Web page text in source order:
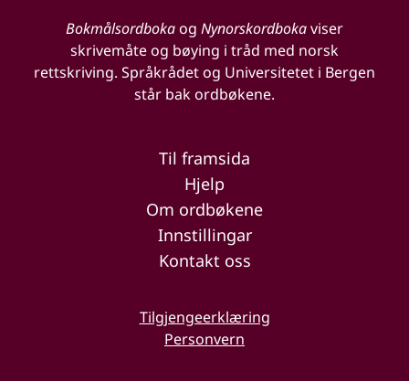
Bokmålsordbokaog Nynorskordbokaviser
skrivemåte og bøying i tråd med norsk
rettskriving. Språkrådet og Universitetet i Bergen
står bak ordbøkene.
Til framsida
Hjelp
Om ordbøkene
Innstillingar
Kontakt oss
Tilgjengeerklæring
Personvern